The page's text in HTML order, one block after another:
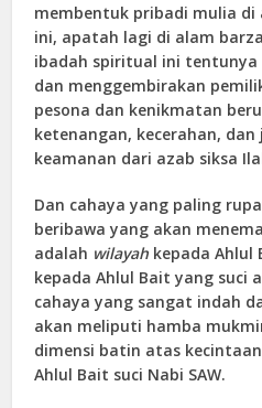
membentuk pribadi mulia di
ini, apatah lagi di alam
ibadah spiritual ini tentunya
dan menggembirakan
pesona dan kenikmatan
ketenangan, kecerahan,
keamanan dari azab siksa
Dan cahaya yang paling
beribawa yang akan
adalah wilayah kepada Ahlul
kepada Ahlul Bait yang suci
cahaya yang sangat indah
akan meliputi hamba
dimensi batin atas
Ahlul Bait suci Nabi SAW.